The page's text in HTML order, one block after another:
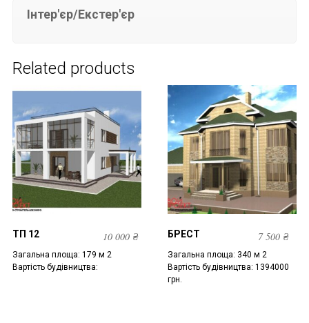
Інтер'єр/Екстер'єр
Related products
ТП 12 10 000₴
Загальна площа: 179 м 2
Вартість будівництва:
БРЕСТ 7 500 ₴
Загальна площа: 340 м 2
Вартість будівництва: 1394000
грн.